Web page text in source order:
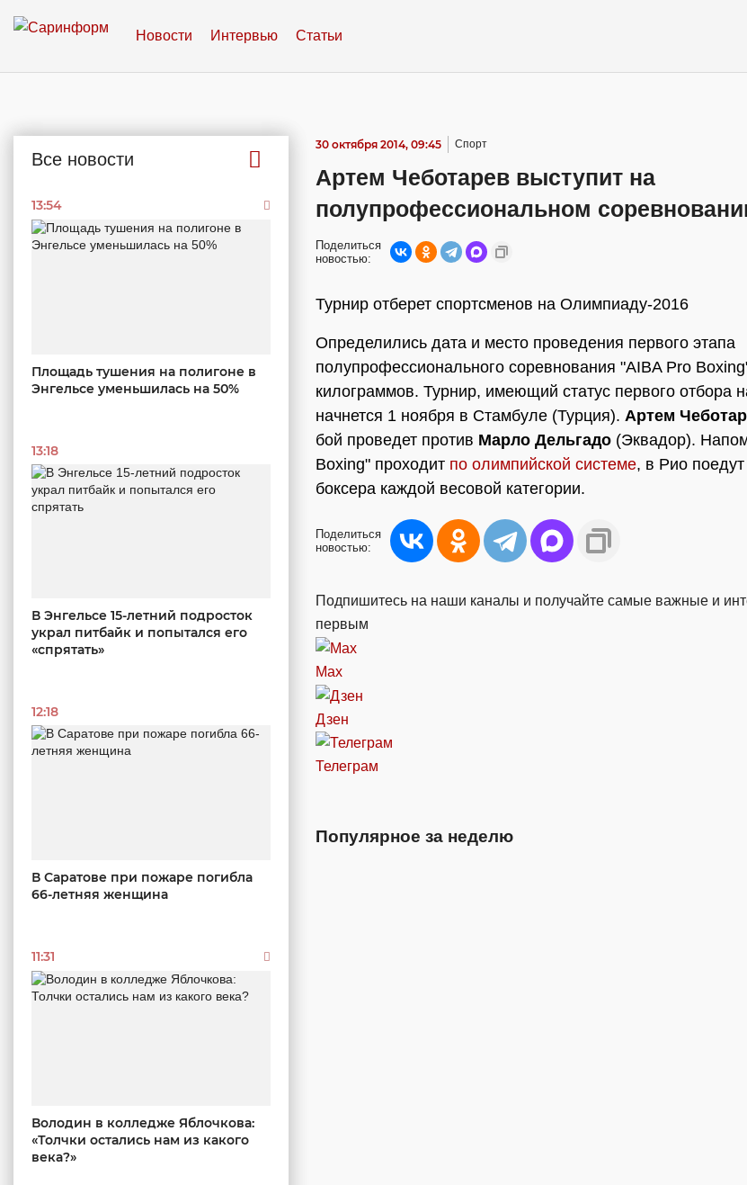
Новости Интервью Статьи
Все новости
13:54
Площадь тушения на полигоне в
Энгельсе уменьшилась на 50%
13:18
В Энгельсе 15-летний подросток
украл питбайк и попытался его
«спрятать»
12:18
В Саратове при пожаре погибла
66-летняя женщина
11:31
Володин в колледже Яблочкова:
«Толчки остались нам из какого
века?»
30 октября 2014, 09:45 Спорт
Артем Чеботарев выступит на
полупрофессиональном
Поделиться
новостью:
Турнир отберет спортсменов на Олимпиаду-2016
Определились дата и место проведения первого этапа
полупрофессионального соревнования "AIBA Pro
килограммов. Турнир, имеющий статус первого отбора
начнется 1 ноября в Стамбуле (Турция). Артем
бой проведет против Марло Дельгадо (Эквадор).
Boxing" проходит по олимпийской системе, в Рио
боксера каждой весовой категории.
Поделиться
новостью:
Подпишитесь на наши каналы и получайте самые важные и
первым
Max
Дзен
Телеграм
Популярное за неделю